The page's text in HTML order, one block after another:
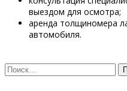
выездом для осмотра;
аренда толщиномера
автомобиля.
Найти: